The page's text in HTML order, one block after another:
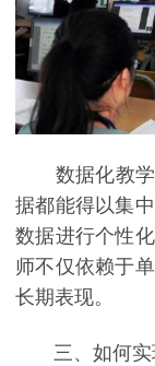
数据化教学
据都能得以集
数据进行个性
师不仅依赖于
长期表现。
三、如何实